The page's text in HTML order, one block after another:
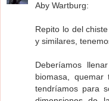
Aby Wartburg:
Repito lo del
y similares,
Deberíamos
biomasa,
tendríamos para